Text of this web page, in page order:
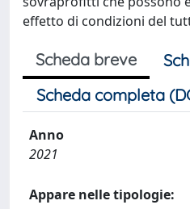
effetto di condizioni del
Scheda breve
Scheda completa
Anno
2021
Appare nelle tipologie: